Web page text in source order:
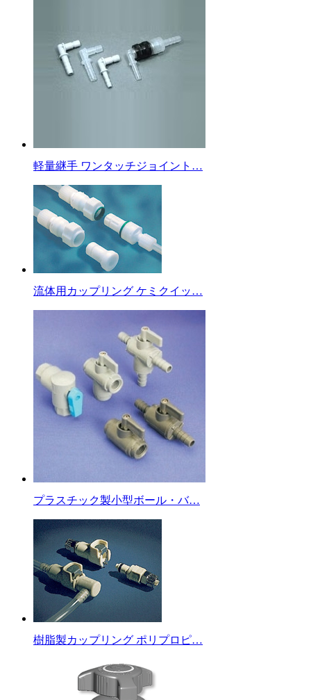
軽量継手 ワンタッチジョイント…
流体用カップリング ケミクイッ…
プラスチック製小型ボール・バ…
樹脂製カップリング ポリプロピ…